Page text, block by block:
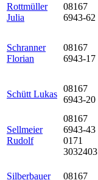
Rottmüller
Julia
08167
6943-62
Schranner
Florian
08167
6943-17
Schütt Lukas
08167
6943-20
Sellmeier
Rudolf
08167
6943-43
0171
3032403
Silberbauer
08167